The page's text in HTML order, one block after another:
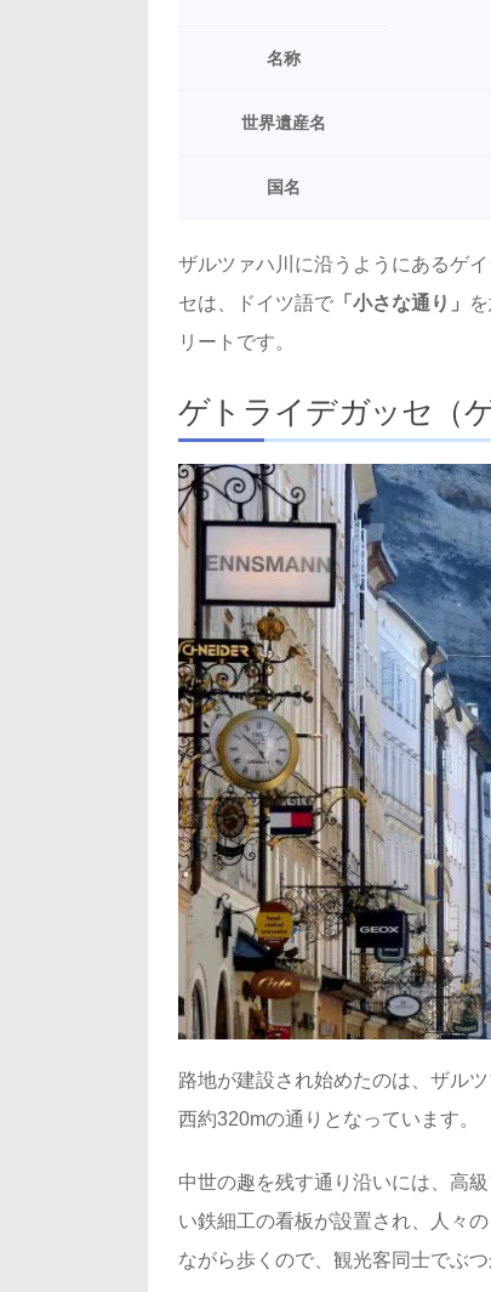
名称
世界遺産名
国名
ザルツァハ川に沿うようにあるゲ
セは、ドイツ語で 「小さな通り」
リートです。
ゲトライデガッセ（
路地が建設され始めたのは、ザル
西約320mの通りとなっています。
中世の趣を残す通り沿いには、高
い鉄細工の看板が設置され、人々
ながら歩くので、観光客同士でぶつ